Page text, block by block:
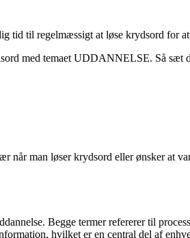
tid til regelmæssigt at løse krydsord
med temaet UDDANNELSE. Så
man løser krydsord eller ønsker at
Begge termer refererer til
hvilket er en central del af